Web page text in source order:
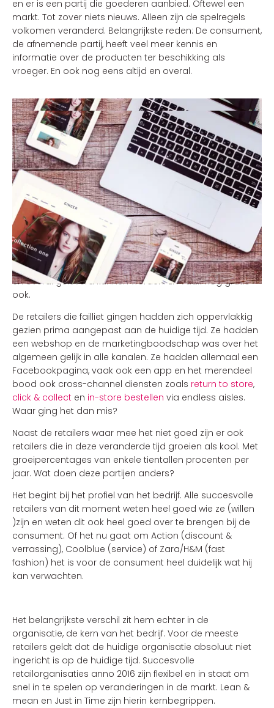
en er is een partij die goederen aanbied. Oftewel een
markt. Tot zover niets nieuws. Alleen zijn de spelregels
volkomen veranderd. Belangrijkste reden: De consument,
de afnemende partij, heeft veel meer kennis en
informatie over de producten ter beschikking als
vroeger. En ook nog eens altijd en overal.
Anno 2016 zijn de meeste markten veel transparanter
dan in de jaren ’90 en met als gevolg dalende
verkoopprijzen en lagere marges. Op een klein Gallisch
dorpje, genaamd “de keukenaanbieders”, na wellicht
heeft vrijwel iedere retailsector hier mee te maken.
Naast het feit dat informatie altijd en overal beschikbaar
is maken laptops, tablets en smartphones het mogelijk
dat consumenten altijd en overal kunnen shoppen. En
dan hebben de online retailers, de pure players, de
consument ook nog eens geleerd dat producten altijd
en overal geleverd kunnen worden. En vaak nog gratis
ook.
De retailers die failliet gingen hadden zich oppervlakkig
gezien prima aangepast aan de huidige tijd. Ze hadden
een webshop en de marketingboodschap was over het
algemeen gelijk in alle kanalen. Ze hadden allemaal een
Facebookpagina, vaak ook een app en het merendeel
bood ook cross-channel diensten zoals return to store,
click & collect en in-store bestellen via endless aisles.
Waar ging het dan mis?
Naast de retailers waar mee het niet goed zijn er ook
retailers die in deze veranderde tijd groeien als kool. Met
groeipercentages van enkele tientallen procenten per
jaar. Wat doen deze partijen anders?
Het begint bij het profiel van het bedrijf. Alle succesvolle
retailers van dit moment weten heel goed wie ze (willen
)zijn en weten dit ook heel goed over te brengen bij de
consument. Of het nu gaat om Action (discount &
verrassing), Coolblue (service) of Zara/H&M (fast
fashion) het is voor de consument heel duidelijk wat hij
kan verwachten.
Het belangrijkste verschil zit hem echter in de
organisatie, de kern van het bedrijf. Voor de meeste
retailers geldt dat de huidige organisatie absoluut niet
ingericht is op de huidige tijd. Succesvolle
retailorganisaties anno 2016 zijn flexibel en in staat om
snel in te spelen op veranderingen in de markt. Lean &
mean en Just in Time zijn hierin kernbegrippen.